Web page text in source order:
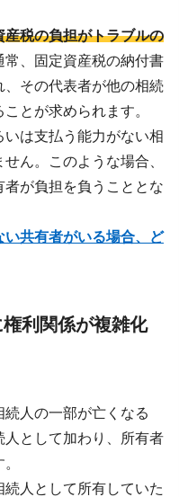
産税の負担がトラブルの
常、固定資産税の納付書
その代表者が他の相続
とが求められます。
は支払う能力がない相
ん。このような場合、
が負担を負うこととな
い共有者がいる場合、ど
利関係が複雑化
人の一部が亡くなる
人として加わり、所有者
人として所有していた